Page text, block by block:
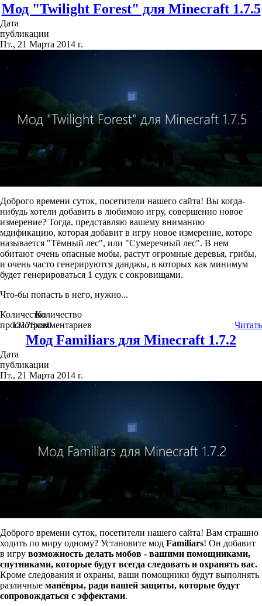
Мод "Twilight Forest" для Minecraft 1.7.5
Дата
публикации
Пт., 21 Марта 2014 г.
Доброго времени суток, посетители нашего сайта! Вы когда-
нибудь хотели добавить в любимою игру, совершенно новое
измерение? Тогда, представляю вашему вниманию
мдификацию, которая добавит в игру новое измерение, которе
называется "Тёмный лес", или "Сумеречный лес". В нем
обитают очень опасные мобы, растут огромные деревья, грибы,
и очень часто генерируются данджы, в которых как минимум
будет генерироваться 1 судук с сокровищами.
Что-бы попасть в него, нужно...
Количество
просмотров
12176
Количество
комментариев
0 Читать
Мод Familiars для Minecraft 1.7.2
Дата
публикации
Пт., 21 Марта 2014 г.
Доброго времени суток, посетители нашего сайта! Вам страшно
ходить по миру одному? Установите мод Familiars! Он добавит
в игру возможность делать мобов - вашими помощниками,
спутниками, которые будут всегда следовать и охранять вас.
Кроме следования и охраны, ваши помощники будут выполнять
различные манёвры, ради вашей защиты, которые будут
сопровождаться с эффектами.